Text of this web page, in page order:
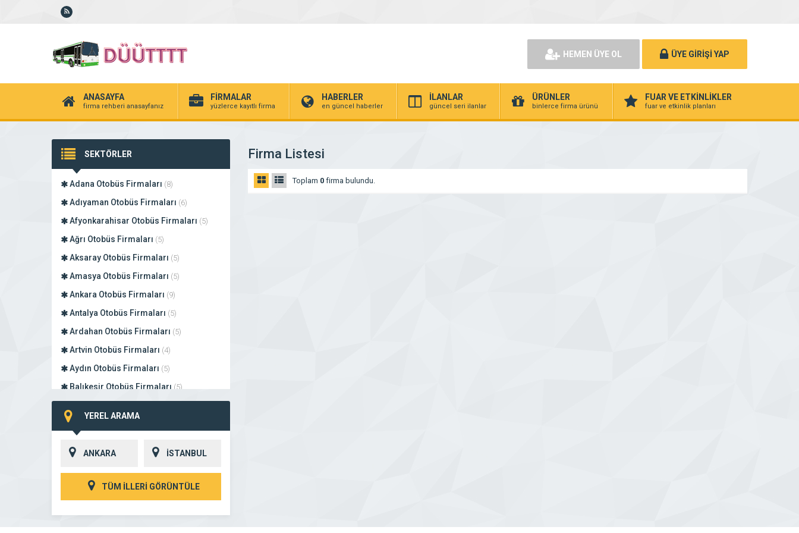
HEMEN ÜYE OL ÜYE GİRİŞİ YAP
ANASAYFA
firma rehberi anasayfanız
FİRMALAR
yüzlerce kayıtlı firma
HABERLER
en güncel haberler
İLANLAR
güncel seri ilanlar
ÜRÜNLER
binlerce firma ürünü
FUAR VE ETKİNLİKLER
fuar ve etkinlik planları
SEKTÖRLER
Adana Otobüs Firmaları (8)
Adıyaman Otobüs Firmaları (6)
Afyonkarahisar Otobüs Firmaları (5)
Ağrı Otobüs Firmaları (5)
Aksaray Otobüs Firmaları (5)
Amasya Otobüs Firmaları (5)
Ankara Otobüs Firmaları (9)
Antalya Otobüs Firmaları (5)
Ardahan Otobüs Firmaları (5)
Artvin Otobüs Firmaları (4)
Aydın Otobüs Firmaları (5)
Balıkesir Otobüs Firmaları (5)
Batman Otobüs Firmaları
Bilecik Otobüs Firmaları
Bingöl Otobüs Firmaları
Bolu Otobüs Firmaları(5)
YEREL ARAMA
ANKARA İSTANBUL
TÜM İLLERİ GÖRÜNTÜLE
Firma Listesi
Toplam 0 firma bulundu.